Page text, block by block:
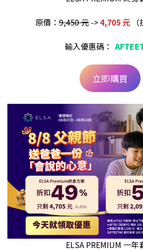
原價：9,450 元->4,705 元
輸入優惠碼：
立即購買
ELSA PREMIUM 一年